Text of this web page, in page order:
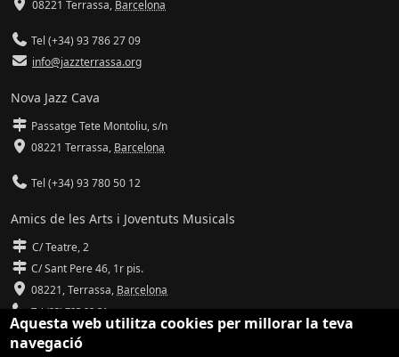
08221 Terrassa, Barcelona
Tel (+34) 93 786 27 09
info@jazzterrassa.org
Nova Jazz Cava
Passatge Tete Montoliu, s/n
08221 Terrassa, Barcelona
Tel (+34) 93 780 50 12
Amics de les Arts i Joventuts Musicals
C/ Teatre, 2
C/ Sant Pere 46, 1r pis.
08221,Terrassa, Barcelona
Tel (93) 785 92 31
info@amicsdelesarts-jjmm.cat
Aquesta web utilitza cookies per millorar la teva
navegació